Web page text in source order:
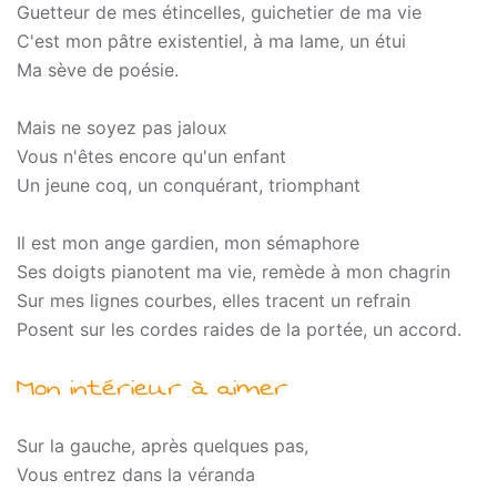
Guetteur de mes étincelles, guichetier de ma vie
C'est mon pâtre existentiel, à ma lame, un étui
Ma sève de poésie.
Mais ne soyez pas jaloux
Vous n'êtes encore qu'un enfant
Un jeune coq, un conquérant, triomphant
Il est mon ange gardien, mon sémaphore
Ses doigts pianotent ma vie, remède à mon chagrin
Sur mes lignes courbes, elles tracent un refrain
Posent sur les cordes raides de la portée, un accord.
Mon intérieur à aimer
Sur la gauche, après quelques pas,
Vous entrez dans la véranda